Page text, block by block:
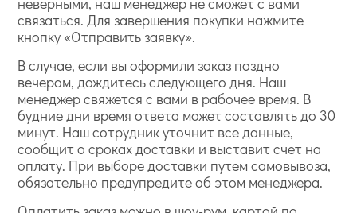
связаться. Для завершения покупки нажмите
кнопку «Отправить заявку».
В случае, если вы оформили заказ поздно
вечером, дождитесь следующего дня. Наш
менеджер свяжется с вами в рабочее время. В
будние дни время ответа может составлять до 30
минут. Наш сотрудник уточнит все данные,
сообщит о сроках доставки и выставит счет на
оплату. При выборе доставки путем самовывоза,
обязательно предупредите об этом менеджера.